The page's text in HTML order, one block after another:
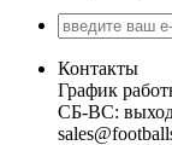
Контакты
График
СБ-ВС: